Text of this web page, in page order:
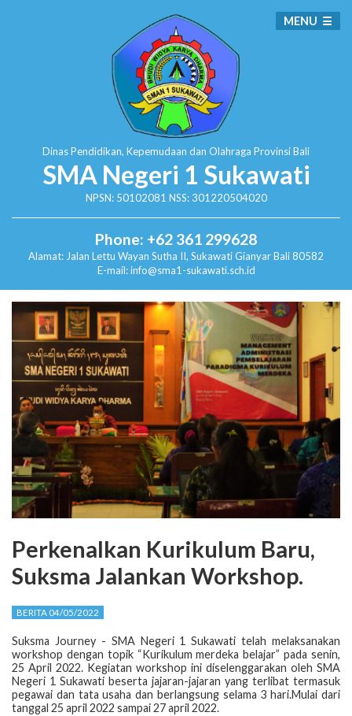
Dinas Pendidikan, Kepemudaan dan Olahraga Provinsi Bali
SMA Negeri 1 Sukawati
NPSN: 50102081 NSS: 301220504020
Phone: +62 361 299628
Alamat: Jalan Lettu Wayan Sutha II, SukawatiGianyar Bali 80582
E-mail: info@sma1-sukawati.sch.id
MENU
Perkenalkan Kurikulum Baru,
Suksma Jalankan Workshop.
BERITA 04/05/2022
Suksma Journey - SMA Negeri 1 Sukawati telah melaksanakan
workshop dengan topik “Kurikulum merdeka belajar” pada senin,
25 April 2022. Kegiatan workshop ini diselenggarakan oleh SMA
Negeri 1 Sukawati beserta jajaran-jajaran yang terlibat termasuk
pegawai dan tata usaha dan berlangsung selama 3 hari.Mulai dari
tanggal 25 april 2022 sampai 27 april 2022.